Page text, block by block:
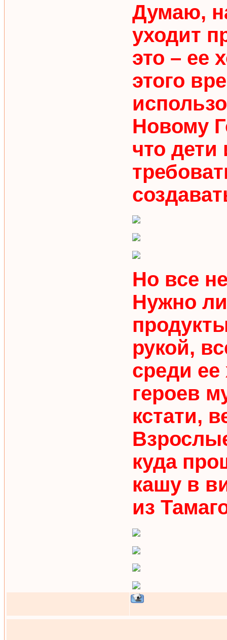
Думаю,
уходит
это – ее
этого
Новому
что дети
Но все
Нужно
рукой,
среди
героев
кстати,
куда
кашу в
из